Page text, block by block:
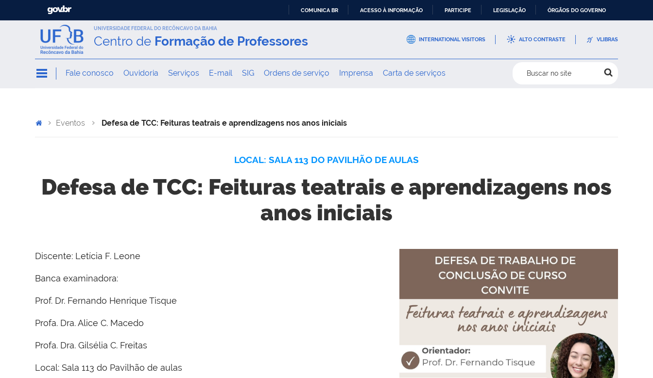
CONTEÚDO
COMUNICA BR ACESSO À INFORMAÇÃO PARTICIPE LEGISLAÇÃO ÓRGÃOS DO GOVERNO
UNIVERSIDADE FEDERAL DO RECÔNCAVO DA BAHIA
Centro de Formação de Professores INTERNATIONAL VISITORS ALTO CONTRASTE VLIBRAS
Fale conosco Ouvidoria Serviços E-mail SIG Ordens de serviço Imprensa Carta de serviços Buscar no site
Eventos Defesa de TCC: Feituras teatrais e aprendizagens nos anos iniciais
LOCAL: SALA 113 DO PAVILHÃO DE AULAS
Defesa de TCC: Feituras teatrais e aprendizagens nos
anos iniciais
Discente: Letícia F. Leone
Banca examinadora:
Prof. Dr. Fernando Henrique Tisque
Profa. Dra. Alice C. Macedo
Profa. Dra. Gilsélia C. Freitas
Local: Sala 113 do Pavilhão de aulas